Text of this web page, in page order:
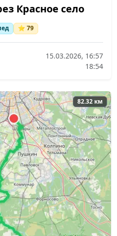
Красное село
⭐ 79
15.03.2026, 16:57
18:54
82.32 км